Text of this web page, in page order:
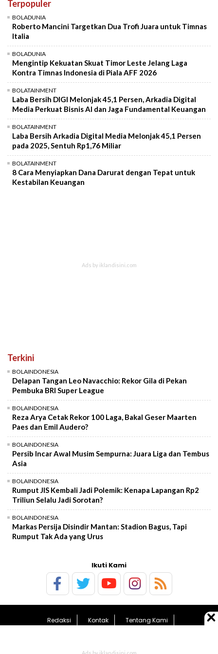
Terpopuler
BOLADUNIA
Roberto Mancini Targetkan Dua Trofi Juara untuk Timnas
Italia
BOLADUNIA
Mengintip Kekuatan Skuat Timor Leste Jelang Laga
Kontra Timnas Indonesia di Piala AFF 2026
BOLATAINMENT
Laba Bersih DIGI Melonjak 45,1 Persen, Arkadia Digital
Media Perkuat Bisnis AI dan Jaga Fundamental Keuangan
BOLATAINMENT
Laba Bersih Arkadia Digital Media Melonjak 45,1 Persen
pada 2025, Sentuh Rp1,76 Miliar
BOLATAINMENT
8 Cara Menyiapkan Dana Darurat dengan Tepat untuk
Kestabilan Keuangan
Terkini
BOLAINDONESIA
Delapan Tangan Leo Navacchio: Rekor Gila di Pekan
Pembuka BRI Super League
BOLAINDONESIA
Reza Arya Cetak Rekor 100 Laga, Bakal Geser Maarten
Paes dan Emil Audero?
BOLAINDONESIA
Persib Incar Awal Musim Sempurna: Juara Liga dan Tembus
Asia
BOLAINDONESIA
Rumput JIS Kembali Jadi Polemik: Kenapa Lapangan Rp2
Triliun Selalu Jadi Sorotan?
BOLAINDONESIA
Markas Persija Disindir Mantan: Stadion Bagus, Tapi
Rumput Tak Ada yang Urus
Ikuti Kami
Redaksi Kontak
Tentang Kami